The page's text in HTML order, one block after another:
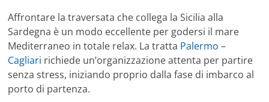
Affrontare la traversata che collega la Sicilia alla
Sardegna è un modo eccellente per godersi il mare
Mediterraneo in totale relax. La tratta Palermo –
Cagliari richiede un’organizzazione attenta per partire
senza stress, iniziando proprio dalla fase di imbarco al
porto di partenza.